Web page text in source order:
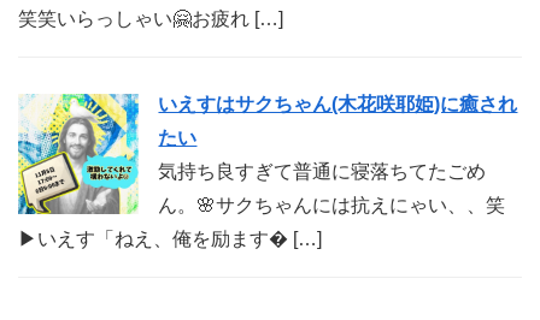
笑笑いらっしゃい🤗お疲れ […]
いえすはサクちゃん(木花咲耶姫)に癒され
たい
気持ち良すぎて普通に寝落ちてたごめ
ん。🌸サクちゃんには抗えにゃい、、笑
▶︎いえす「ねえ、俺を励ます� […]